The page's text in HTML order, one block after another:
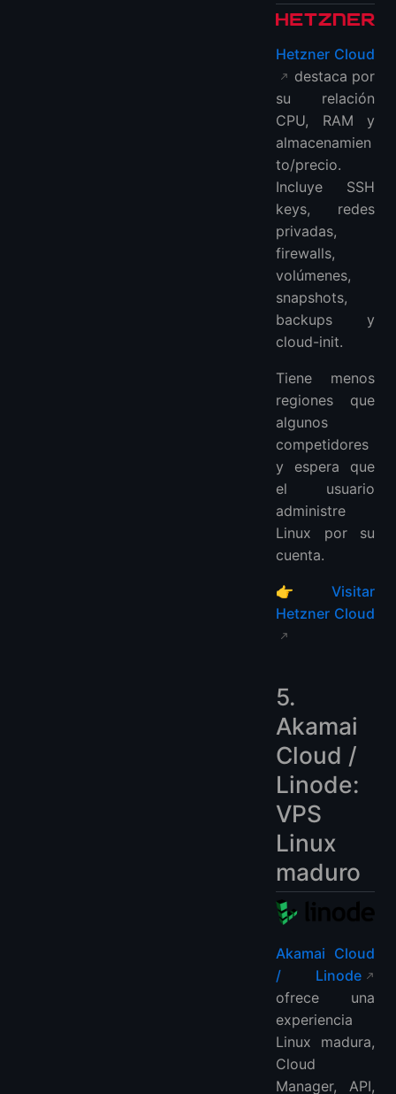
Hetzner Cloud
destaca por
su relación
CPU, RAM y
almacenamien
to/precio.
Incluye SSH
keys, redes
privadas,
firewalls,
volúmenes,
snapshots,
backups y
cloud-init.
Tiene menos
regiones que
algunos
competidores
y espera que
el usuario
administre
Linux por su
cuenta.
👉 Visitar
Hetzner Cloud
5.
Akamai
Cloud /
Linode:
VPS
Linux
maduro
Akamai Cloud
/ Linode
ofrece una
experiencia
Linux madura,
Cloud
Manager, API,